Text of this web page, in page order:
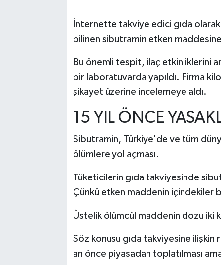
İnternette takviye edici gıda
bilinen sibutramin etken
Bu önemli tespit, ilaç etkinliklerini
bir laboratuvarda yapıldı. Firma
şikayet üzerine incelemeye aldı.
15 YIL ÖNCE
Sibutramin, Türkiye'de ve tüm
ölümlere yol açması.
Tüketicilerin gıda takviyesinde
Çünkü etken maddenin içindekiler
Üstelik ölümcül maddenin dozu iki
Söz konusu gıda takviyesine ilişkin
an önce piyasadan toplatılması